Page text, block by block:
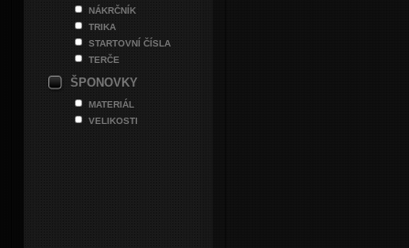
NÁKRČNÍK
TRIKA
STARTOVNÍ ČÍSLA
TERČE
ŠPONOVKY
MATERIÁL
VELIKOSTI